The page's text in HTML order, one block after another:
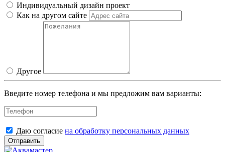
Индивидуальный дизайн проект
Как на другом сайте
Другое
Введите номер телефона и мы предложим вам варианты:
Даю согласие на обработку персональных данных
Отправить